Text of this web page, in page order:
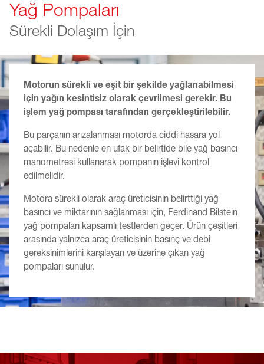
Yağ Pompaları
Sürekli Dolaşım İçin
Motorun sürekli ve eşit bir şekilde yağlanabilmesi
için yağın kesintisiz olarak çevrilmesi gerekir. Bu
işlem yağ pompası tarafından gerçekleştirilebilir.
Bu parçanın arızalanması motorda ciddi hasara yol
açabilir. Bu nedenle en ufak bir belirtide bile yağ basıncı
manometresi kullanarak pompanın işlevi kontrol
edilmelidir.
Motora sürekli olarak araç üreticisinin belirttiği yağ
basıncı ve miktarının sağlanması için, Ferdinand Bilstein
yağ pompaları kapsamlı testlerden geçer. Ürün çeşitleri
arasında yalnızca araç üreticisinin basınç ve debi
gereksinimlerini karşılayan ve üzerine çıkan yağ
pompaları sunulur.